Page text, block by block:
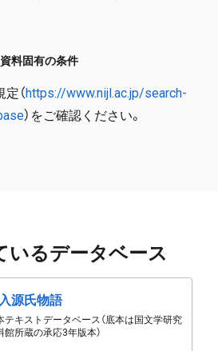
資料固有の条件
（https://www.nijl.ac.jp/search-
）をご確認ください。
いるデータベース
源氏物語
テキストデータベース（底本は国文学研究
館所蔵の承応3年版本）